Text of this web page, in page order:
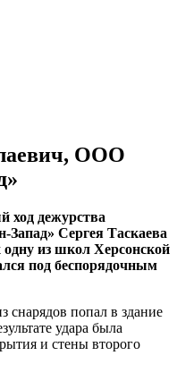
ООО
ход дежурства
Сергея Таскаева
из школ Херсонской
под беспорядочным
снарядов попал в здание
удара была
и стены второго